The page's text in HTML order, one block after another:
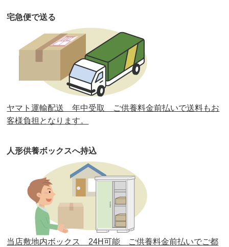
第33回人形供養祭
第32回人形供養祭 令和元年6月12日(水)
第31回人形供養祭 平成31年3月13日(水)
第30回人形供養祭平成30年11月28日(水)
第29回人形供養祭平成30年5月23日(水)
第27回人形供養祭平成29年6月14日(水)
第26回人形供養祭平成28年12月15日(木)
第25回人形供養祭 平成28年6月16日(木)
第24回人形供養祭 平成27年11月27日
第23回人形供養祭平成26年12月5日
宅急便で送る
ヤマト運輸配送 年中受取 ご供養料金前払いで送料もお
客様負担となります。
人形供養ボックスへ持込
当店敷地内ボックス 24H可能 ご供養料金前払いでご都